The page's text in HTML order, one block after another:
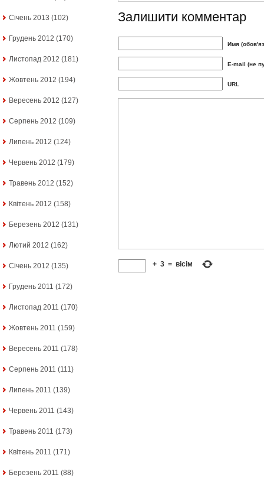
Січень 2013 (102)
Грудень 2012 (170)
Листопад 2012 (181)
Жовтень 2012 (194)
Вересень 2012 (127)
Серпень 2012 (109)
Липень 2012 (124)
Червень 2012 (179)
Травень 2012 (152)
Квітень 2012 (158)
Березень 2012 (131)
Лютий 2012 (162)
Січень 2012 (135)
Грудень 2011 (172)
Листопад 2011 (170)
Жовтень 2011 (159)
Вересень 2011 (178)
Серпень 2011 (111)
Липень 2011 (139)
Червень 2011 (143)
Травень 2011 (173)
Квітень 2011 (171)
Березень 2011 (88)
Залишити комментар
Имя
E-mail (не
URL
+ 3 = вісім